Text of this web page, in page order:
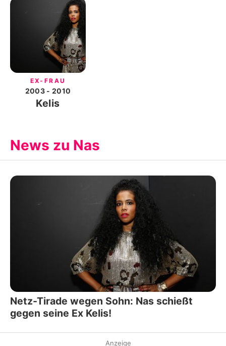
EX-FRAU
2003- 2010
Kelis
News zu Nas
Netz-Tirade wegen Sohn: Nas schießt
gegen seine Ex Kelis!
Anzeige